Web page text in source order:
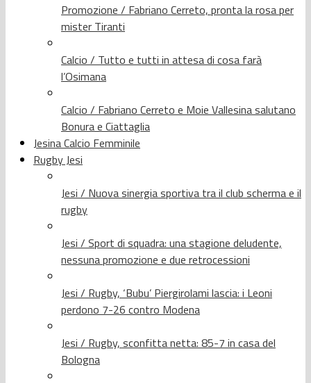
Promozione / Fabriano Cerreto, pronta la rosa per
mister Tiranti
Calcio / Tutto e tutti in attesa di cosa farà
l’Osimana
Calcio / Fabriano Cerreto e Moie Vallesina salutano
Bonura e Ciattaglia
Jesina Calcio Femminile
Rugby Jesi
Jesi / Nuova sinergia sportiva tra il club scherma e il
rugby
Jesi / Sport di squadra: una stagione deludente,
nessuna promozione e due retrocessioni
Jesi / Rugby, ‘Bubu’ Piergirolami lascia: i Leoni
perdono 7-26 contro Modena
Jesi / Rugby, sconfitta netta: 85-7 in casa del
Bologna